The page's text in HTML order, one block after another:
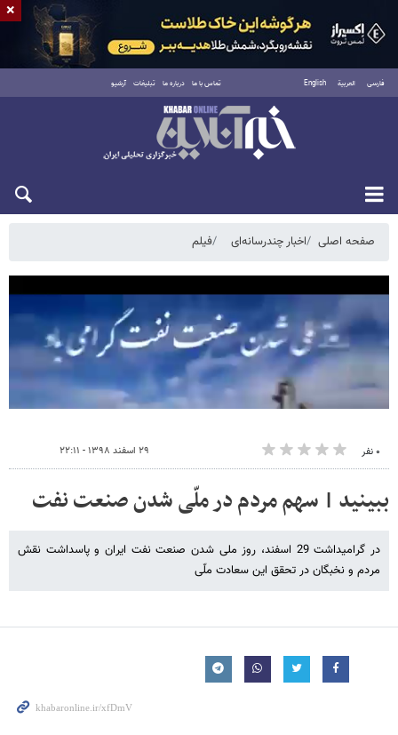
فارسی العربية English تماس با ما درباره ما تبلیغات آرشیو
جمعه ۱۶ مرداد ۱۴۰۵
صفحه اصلی اخبار چندرسانه‌ای فیلم
۰ نفر ۲۹ اسفند ۱۳۹۸ - ۲۲:۱۱
ببینید | سهم مردم در ملّی شدن صنعت نفت
در گرامیداشت 29 اسفند، روز ملی شدن صنعت نفت ایران و پاسداشت نقش
مردم و نخبگان در تحقق این سعادت ملّی
×